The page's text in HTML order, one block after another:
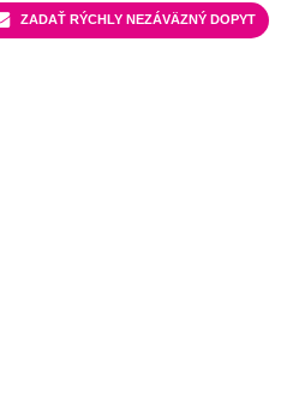
ZADAŤ RÝCHLY NEZÁVÄZNÝ DOPYT